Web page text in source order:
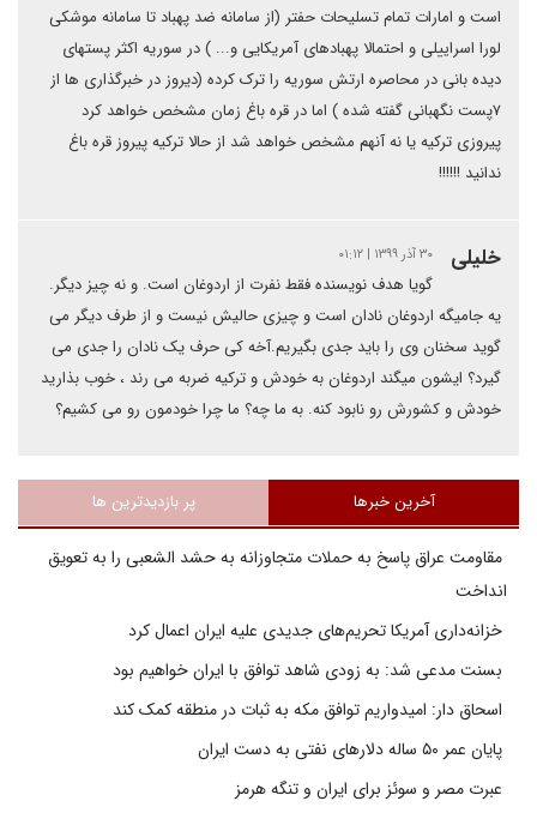
است و امارات تمام تسلیحات حفتر (از سامانه ضد پهباد تا سامانه موشکی
لورا اسراییلی و احتمالا پهبادهای آمریکایی و... ) در سوریه اکثر پستهای
دیده بانی در محاصره ارتش سوریه را ترک کرده (دیروز در خبرگذاری ها از
۷پست نگهبانی گفته شده ) اما در قره باغ زمان مشخص خواهد کرد
پیروزی ترکیه یا نه آنهم مشخص خواهد شد از حالا ترکیه پیروز قره باغ
ندانید !!!!!!
خلیلی ۳۰ آذر ۱۳۹۹ | ۰۱:۱۲
گویا هدف نویسنده فقط نفرت از اردوغان است. و نه چیز دیگر.
یه جامیگه اردوغان نادان است و چیزی حالیش نیست و از طرف دیگر می
گوید سخنان وی را باید جدی بگیریم.آخه کی حرف یک نادان را جدی می
گیرد؟ ایشون میگند اردوغان به خودش و ترکیه ضربه می رند ، خوب بذارید
خودش و کشورش رو نابود کنه. به ما چه؟ ما چرا خودمون رو می کشیم؟
آخرین خبرها پر بازدیدترین ها
مقاومت عراق پاسخ به حملات متجاوزانه به حشد الشعبی را به تعویق
انداخت
خزانه‌داری آمریکا تحریم‌های جدیدی علیه ایران اعمال کرد
بسنت مدعی شد: به زودی شاهد توافق با ایران خواهیم بود
اسحاق دار: امیدواریم توافق مکه به ثبات در منطقه کمک کند
پایان عمر ۵۰ ساله دلارهای نفتی به دست ایران
عبرت مصر و سوئز برای ایران و تنگه هرمز